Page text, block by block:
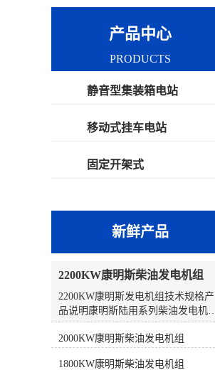
产品中心
PRODUCTS
静音型集装箱电站
移动式挂车电站
固定开架式
新鲜产品
2200KW康明斯柴油发电机组
2200KW康明斯发电机组技术规格产
品说明康明斯陆用系列柴油发电机
采用康明斯全球统一设计、生产和
试标准，为客户提供可靠的、集成的
持续运行时都具有优异的性能。➊ 符
2000KW康明斯柴油发电机组
1800KW康明斯柴油发电机组